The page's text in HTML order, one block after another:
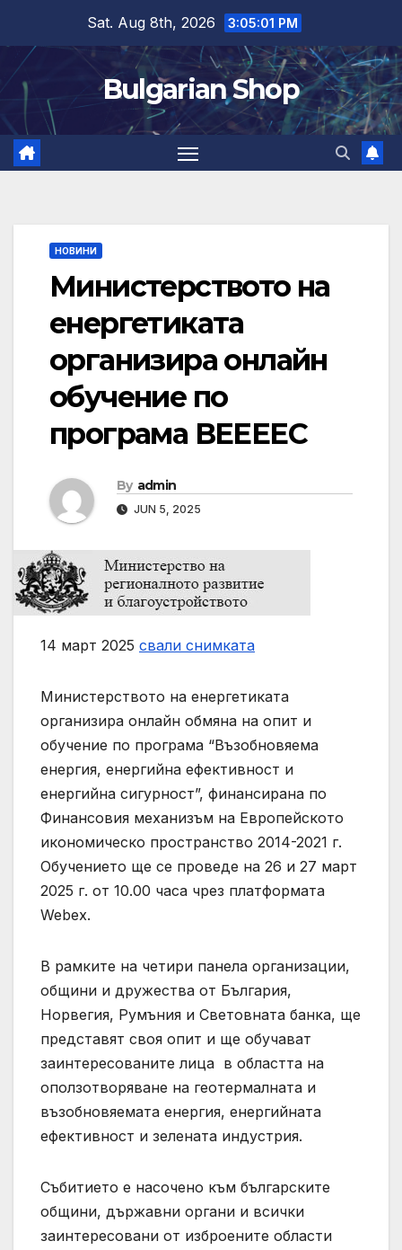
content
Sat. Aug 8th, 2026 3:05:01 PM
Bulgarian Shop
НОВИНИ
Министерството на
енергетиката
организира онлайн
обучение по
програма ВЕЕЕЕС
By admin
JUN 5, 2025
14 март 2025 свали снимката
Министерството на енергетиката
организира онлайн обмяна на опит и
обучение по програма “Възобновяема
енергия, енергийна ефективност и
енергийна сигурност”, финансирана по
Финансовия механизъм на Европейското
икономическо пространство 2014-2021 г.
Обучението ще се проведе на 26 и 27 март
2025 г. от 10.00 часа чрез платформата
Webex.
В рамките на четири панела организации,
общини и дружества от България,
Норвегия, Румъния и Световната банка, ще
представят своя опит и ще обучават
заинтересованите лица в областта на
оползотворяване на геотермалната и
възобновяемата енергия, енергийната
ефективност и зелената индустрия.
Събитието е насочено към българските
общини, държавни органи и всички
заинтересовани от изброените области